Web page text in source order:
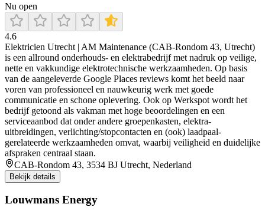
Nu open
4.6
Elektricien Utrecht | AM Maintenance (CAB-Rondom 43, Utrecht)
is een allround onderhouds- en elektrabedrijf met nadruk op veilige,
nette en vakkundige elektrotechnische werkzaamheden. Op basis
van de aangeleverde Google Places reviews komt het beeld naar
voren van professioneel en nauwkeurig werk met goede
communicatie en schone oplevering. Ook op Werkspot wordt het
bedrijf getoond als vakman met hoge beoordelingen en een
serviceaanbod dat onder andere groepenkasten, elektra-
uitbreidingen, verlichting/stopcontacten en (ook) laadpaal-
gerelateerde werkzaamheden omvat, waarbij veiligheid en duidelijke
afspraken centraal staan.
CAB-Rondom 43, 3534 BJ Utrecht, Nederland
Bekijk details
Louwmans Energy